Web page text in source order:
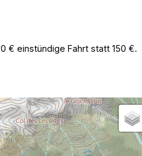
€ einstündige Fahrt statt 150 €.